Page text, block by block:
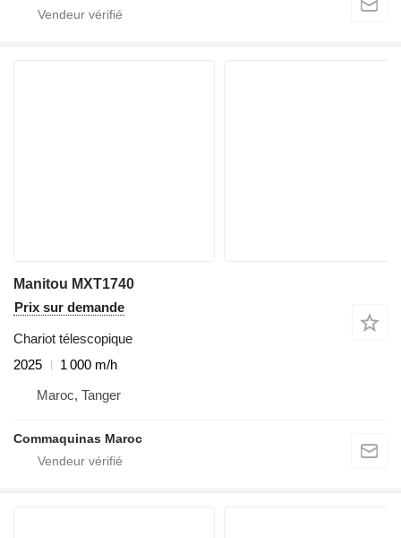
Manitou MXT1740
Prix sur demande
Chariot télescopique
2025
1 000 m/h
Maroc, Tanger
Commaquinas Maroc